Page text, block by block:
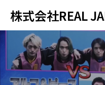
株式会社REAL
トップページ
会社紹介